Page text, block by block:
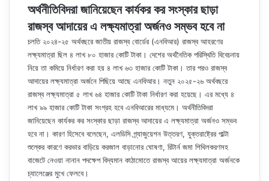
অর্থনীতিবিদরা জানিয়েছেন কার্যকর কর সংস্কার ছাড়া
রাজস্ব আদায়ের এ লক্ষ্যমাত্রা অর্জনও সম্ভব হবে না
চলতি ২০২৪-২৫ অর্থবছরে জাতীয় রাজস্ব বোর্ডের (এনবিআর) রাজস্ব আহরণের
লক্ষ্যমাত্রা ছিল ৪ লাখ ৮০ হাজার কোটি টাকা। দেশের অর্থনৈতিক পরিস্থিতি বিবেচনায়
নিয়ে তা কমিয়ে নির্ধারণ করা হয় ৪ লাখ ৬৩ হাজার কোটি টাকা। তার পরও রাজস্ব
আদায়ের লক্ষ্যমাত্রা অর্জনে পিছিয়ে আছে এনবিআর। নতুন ২০২৫-২৬ অর্থবছরে
রাজস্ব লক্ষ্যমাত্রা ৫ লাখ ৬৪ হাজার কোটি টাকা নির্ধারণ করা হয়েছে। এর মধ্যে ৪
লাখ ৯৯ হাজার কোটি টাকা সংগ্রহ হবে এনবিআরের মাধ্যমে। অর্থনীতিবিদরা
জানিয়েছেন কার্যকর কর সংস্কার ছাড়া রাজস্ব আদায়ের এ লক্ষ্যমাত্রা অর্জনও সম্ভব
হবে না। কারণ হিসেবে বলেছেন, এলডিসি গ্র্যাজুয়েশন উত্তরণ, যুক্তরাষ্ট্রের পাল্টা
শুল্কের কারণে করভার বাড়িয়ে করজাল বাড়ানোর ঘোষণা, রিটার্ন জমা শিথিলকরণসহ
বাজেটে নেওয়া নানান পদক্ষেপ বিদ্যমান কাঠামোতে রাজস্ব আয়ের লক্ষ্যমাত্রা অর্জনকে
চ্যালেঞ্জের মুখে ফেলবে।